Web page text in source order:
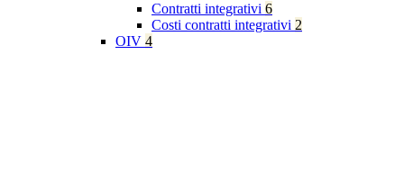
Contratti integrativi 6
Costi contratti integrativi 2
OIV 4